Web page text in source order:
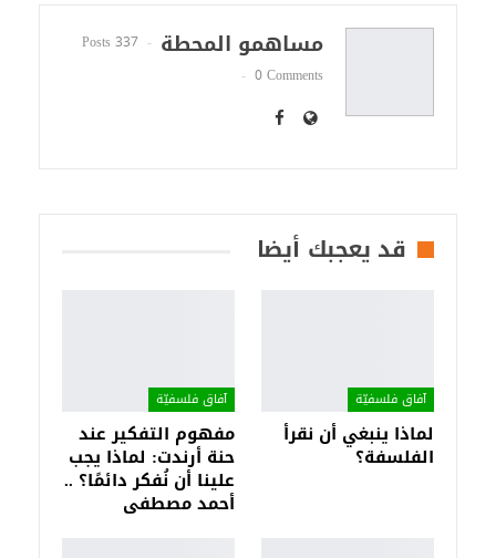
مساهمو المحطة
337 Posts
0 Comments
قد يعجبك أيضا
آفاق فلسفيّة‎
لماذا ينبغي أن نقرأ
الفلسفة؟
آفاق فلسفيّة‎
مفهوم التفكير عند
حنة أرندت: لماذا يجب
علينا أن نُفكر دائمًا؟ ..
أحمد مصطفى